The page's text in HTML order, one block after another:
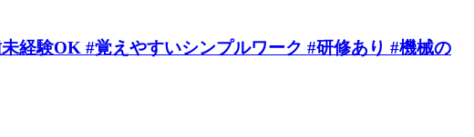
経験OK #覚えやすいシンプルワーク #研修あり #機械の